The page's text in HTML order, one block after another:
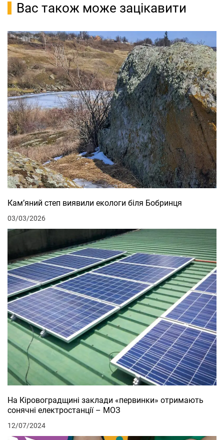
Вас також може зацікавити
Кам’яний степ виявили екологи біля Бобринця
03/03/2026
На Кіровоградщині заклади «первинки» отримають
сонячні електростанції – МОЗ
12/07/2024